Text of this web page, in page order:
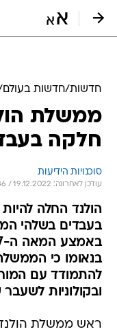
ממשלת
חלקה
סוכנויות הידיעות
עודכן לאחרונה: 19.12.2022 / 15:36
הולנד החלה
בנאומו כי
להתמודד עם
ובקולוניות
ראש ממשלת הולנד
בעבדות ובסחר